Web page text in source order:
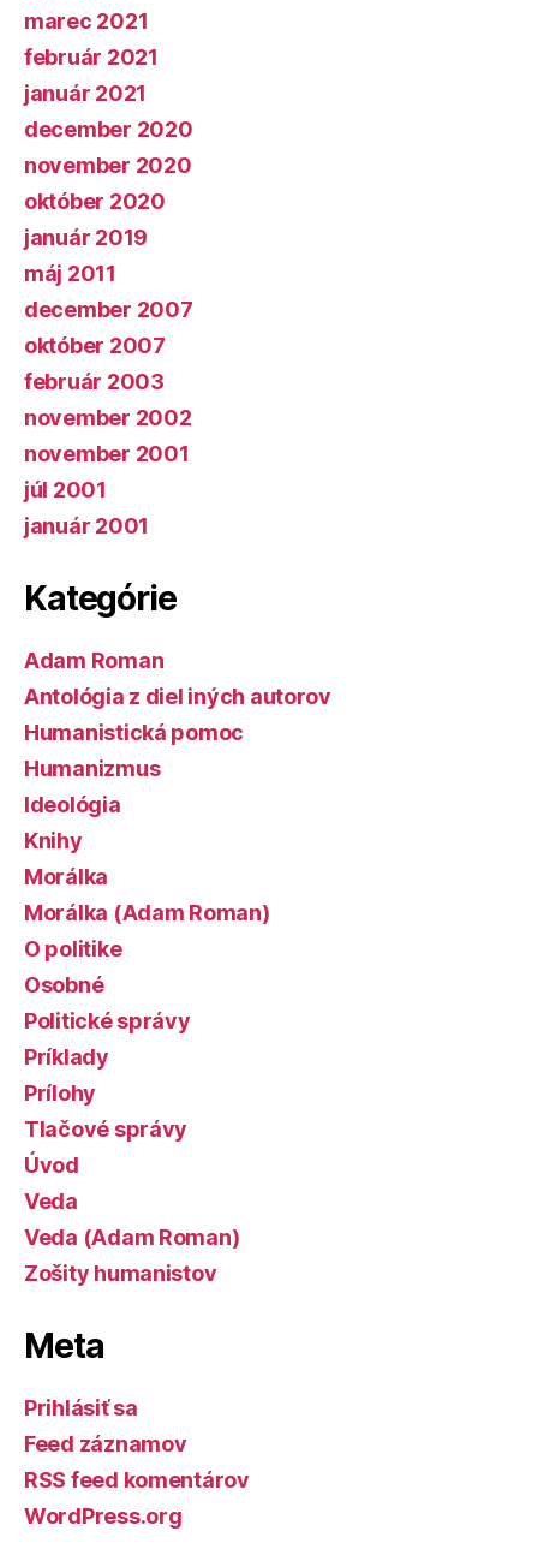
marec 2021
február 2021
január 2021
december 2020
november 2020
október 2020
január 2019
máj 2011
december 2007
október 2007
február 2003
november 2002
november 2001
júl 2001
január 2001
Kategórie
Adam Roman
Antológia z diel iných autorov
Humanistická pomoc
Humanizmus
Ideológia
Knihy
Morálka
Morálka (Adam Roman)
O politike
Osobné
Politické správy
Príklady
Prílohy
Tlačové správy
Úvod
Veda
Veda (Adam Roman)
Zošity humanistov
Meta
Prihlásiť sa
Feed záznamov
RSS feed komentárov
WordPress.org